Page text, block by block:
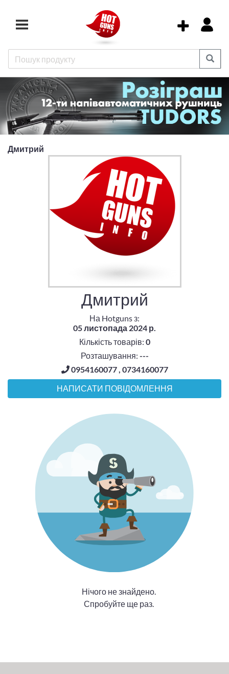
Дмитрий
Дмитрий
На Hotguns з:
05 листопада 2024 р.
Кількість товарів: 0
Розташування: ---
0954160077 , 0734160077
НАПИСАТИ ПОВІДОМЛЕННЯ
Нічого не знайдено.
Спробуйте ще раз.